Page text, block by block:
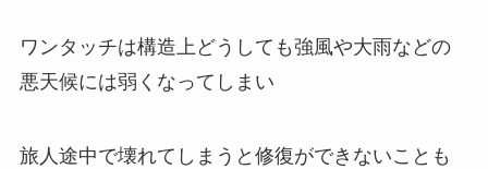
ワンタッチは構造上どうしても強風や大雨などの
悪天候には弱くなってしまい
旅人途中で壊れてしまうと修復ができないことも